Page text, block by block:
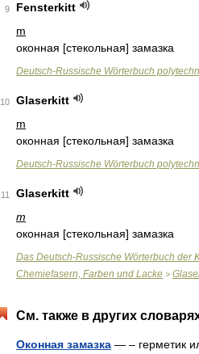
9
Fensterkitt
m
оконная [стекольная] замазка
Deutsch-Russische Wörterbuch
10
Glaserkitt
m
оконная [стекольная] замазка
Deutsch-Russische Wörterbuch
11
Glaserkitt
m
оконная [стекольная] замазка
Das Deutsch-Russische Wörterbuch der
Chemiefasern, Farben und Lacke >
См. также в других
Оконная замазка — – герметик